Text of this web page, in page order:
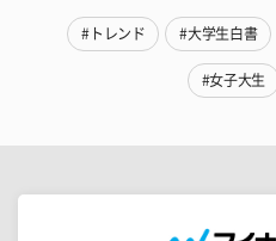
#トレンド #大学生白書
#女子大生